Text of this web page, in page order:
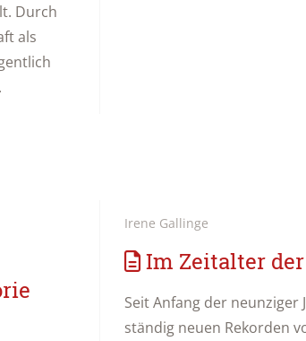
Durch
als
Irene Gallinge
Im Zeitalter
Seit Anfang der neunziger
ständig neuen Rekorden